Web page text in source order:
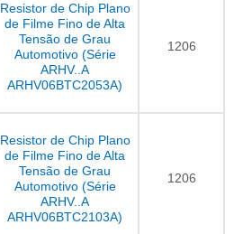
Resistor de Chip Plano
de Filme Fino de Alta
Tensão de Grau
Automotivo (Série
ARHV..A
ARHV06BTC2053A)
1206
Resistor de Chip Plano
de Filme Fino de Alta
Tensão de Grau
Automotivo (Série
ARHV..A
ARHV06BTC2103A)
1206